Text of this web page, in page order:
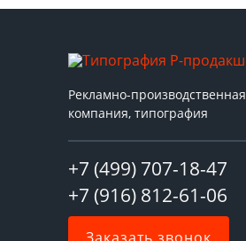
Рекламно-производственная
компания, типография
+7 (499) 707-18-47
+7 (916) 812-61-06